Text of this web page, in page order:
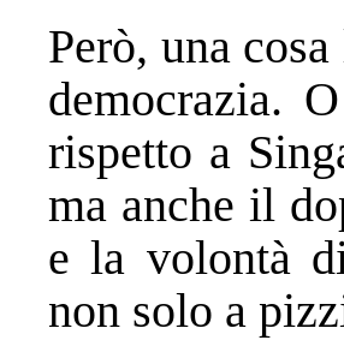
Però, una
democrazia.
rispetto a
ma anche il
e la volontà
non solo a